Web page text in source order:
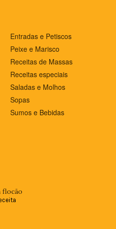
Entradas e Petiscos
Peixe e Marisco
Receitas de Massas
Receitas especiais
Saladas e Molhos
Sopas
Sumos e Bebidas
flocão